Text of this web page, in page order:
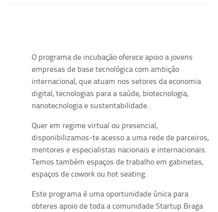
O programa de incubação oferece apoio a jovens
empresas de base tecnológica com ambição
internacional, que atuam nos setores da economia
digital, tecnologias para a saúde, biotecnologia,
nanotecnologia e sustentabilidade.
Quer em regime virtual ou presencial,
disponibilizamos-te acesso a uma rede de parceiros,
mentores e especialistas nacionais e internacionais.
Temos também espaços de trabalho em gabinetes,
espaços de cowork ou hot seating.
Este programa é uma oportunidade única para
obteres apoio de toda a comunidade Startup Braga